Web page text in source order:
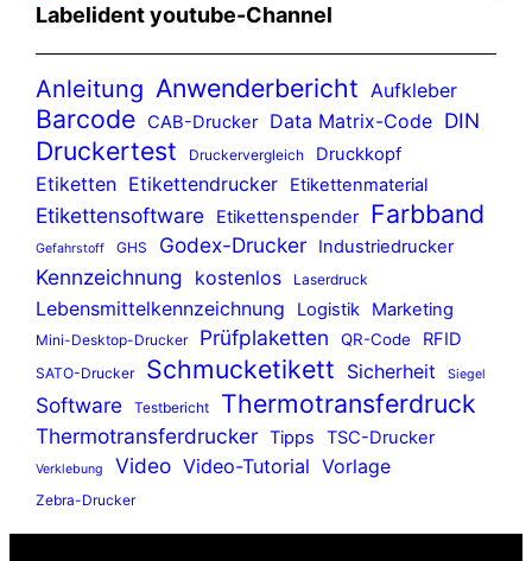
Labelident youtube-Channel
Anleitung Anwenderbericht Aufkleber
Barcode CAB-Drucker Data Matrix-Code DIN
Druckertest Druckervergleich Druckkopf
Etiketten Etikettendrucker Etikettenmaterial
Etikettensoftware Etikettenspender Farbband
Gefahrstoff GHS Godex-Drucker Industriedrucker
Kennzeichnung kostenlos Laserdruck
Lebensmittelkennzeichnung Logistik Marketing
Mini-Desktop-Drucker Prüfplaketten QR-Code RFID
SATO-Drucker Schmucketikett Sicherheit Siegel
Software Testbericht Thermotransferdruck
Thermotransferdrucker Tipps TSC-Drucker
Verklebung Video Video-Tutorial Vorlage
Zebra-Drucker